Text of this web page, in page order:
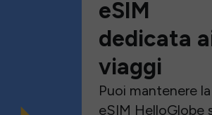
eSIM
dedicata
viaggi
Puoi mantenere
eSIM HelloGlobe